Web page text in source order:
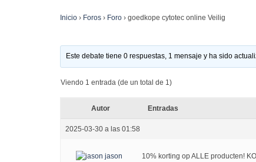
Inicio › Foros › Foro › goedkope cytotec online Veilig
Este debate tiene 0 respuestas, 1 mensaje y ha sido
Viendo 1 entrada (de un total de 1)
Autor Entradas
2025-03-30 a las 01:58
10% korting op ALLE producten!